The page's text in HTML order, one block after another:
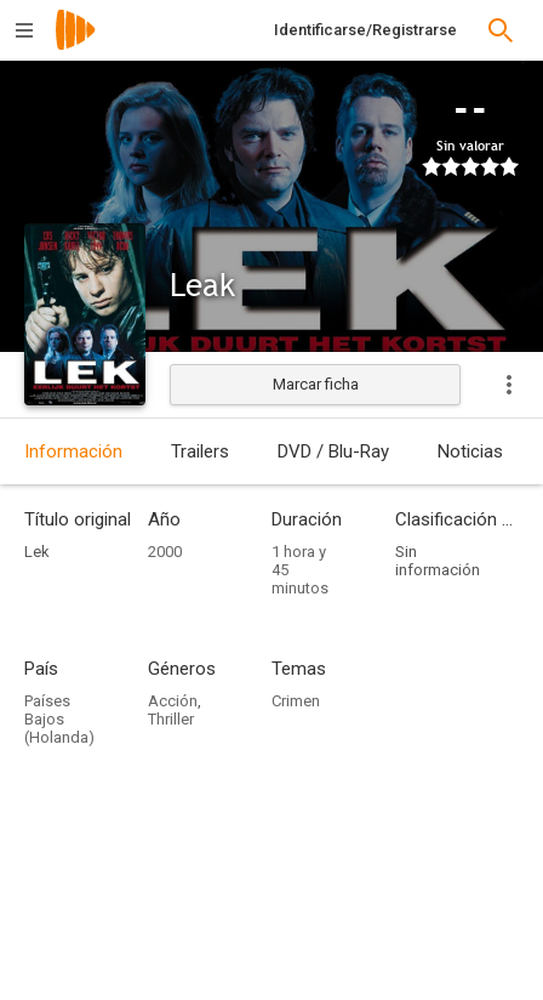
Identificarse/Registrarse
--
Sin valorar
Leak
Estrenada
Marcar ficha
Información Trailers DVD / Blu-Ray Noticias
Título original
Lek
Año
2000
Duración
1 hora y
45
minutos
Clasificación por edades
Sin
información
País
Países
Bajos
(Holanda)
Géneros
Acción,
Thriller
Temas
Crimen